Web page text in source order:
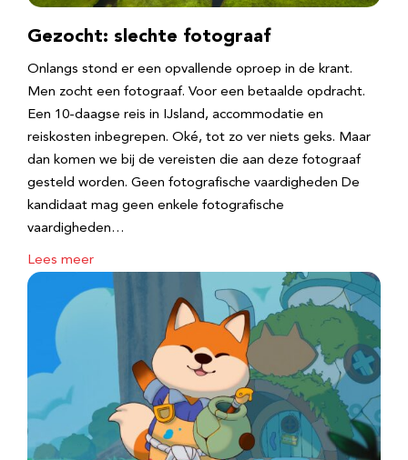
Gezocht: slechte fotograaf
Onlangs stond er een opvallende oproep in de krant.
Men zocht een fotograaf. Voor een betaalde opdracht.
Een 10-daagse reis in IJsland, accommodatie en
reiskosten inbegrepen. Oké, tot zo ver niets geks. Maar
dan komen we bij de vereisten die aan deze fotograaf
gesteld worden. Geen fotografische vaardigheden De
kandidaat mag geen enkele fotografische
vaardigheden…
Lees meer